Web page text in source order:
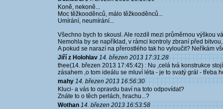
Koně, nekoně...
Moc těžkooděnců, málo těžkooděnců...
Umírání, neumírání...
Všechno bych to skousl. Ale rozdíl mezi průměrnou výškou
Nemohla by se například, v rámci kontroly zbraní před
A pokud se narazí na přerostlého tak ho vyloučit? Neříkám
Jiří z Holohlav 14. březen 2013 17:31:28
thee(14. březen 2013 17:45:42) : Nu ,celá tvá konstrukce
zásahem ,o tom ideálu se mluví léta - je to svatý grál - třeba
mahy 14. březen 2013 16:56:30
Kluci- a vás to opravdu baví na toto odpovídat?
Znáte to o těch perlách, hrachu...?
Wothan 14. březen 2013 16:53:58